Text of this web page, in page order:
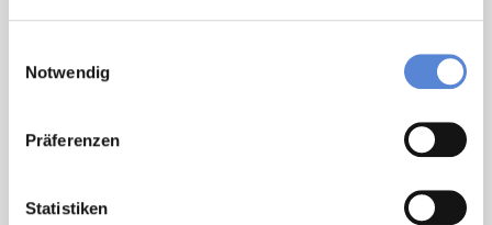
Notwendig
Präferenzen
Statistiken
benötigen Unterstützung beim Ausfüllen Ihres
helfe Ihnen gerne weiter!
Jetzt zur kostenlosen Stellenanfrage
Kontakt